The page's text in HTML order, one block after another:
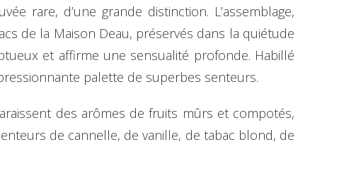
rare, d’une grande distinction. L’assemblage,
de la Maison Deau, préservés dans la quiétude
et affirme une sensualité profonde. Habillé
palette de superbes senteurs.
des arômes de fruits mûrs et compotés,
de cannelle, de vanille, de tabac blond, de